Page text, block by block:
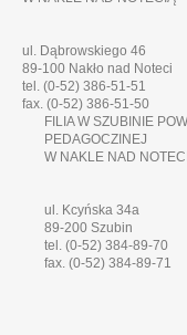
ul. Dąbrowskiego 46
89-100 Nakło nad Noteci
tel. (0-52) 386-51-51
fax. (0-52) 386-51-50
FILIA W SZUBINIE
PEDAGOCZINEJ
W NAKLE NAD
ul. Kcyńska 34a
89-200 Szubin
tel. (0-52) 384-89-70
fax. (0-52) 384-89-71